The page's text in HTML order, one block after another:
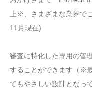
上※、さまざまな業界で
11月現在)
審査に特化した専用の管
することができます（※
てもやさしい設計となっ